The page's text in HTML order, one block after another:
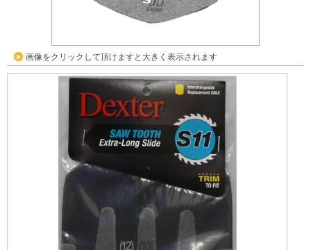
画像をクリックして頂けますと大きく表示されます